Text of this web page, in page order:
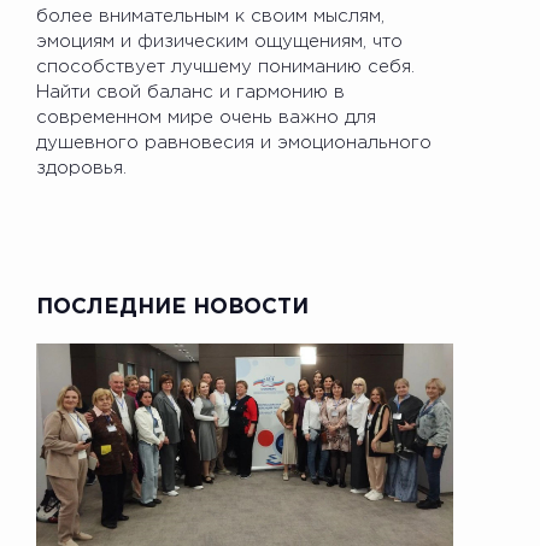
более внимательным к своим мыслям,
эмоциям и физическим ощущениям, что
способствует лучшему пониманию себя.
Найти свой баланс и гармонию в
современном мире очень важно для
душевного равновесия и эмоционального
здоровья.
ПОСЛЕДНИЕ НОВОСТИ